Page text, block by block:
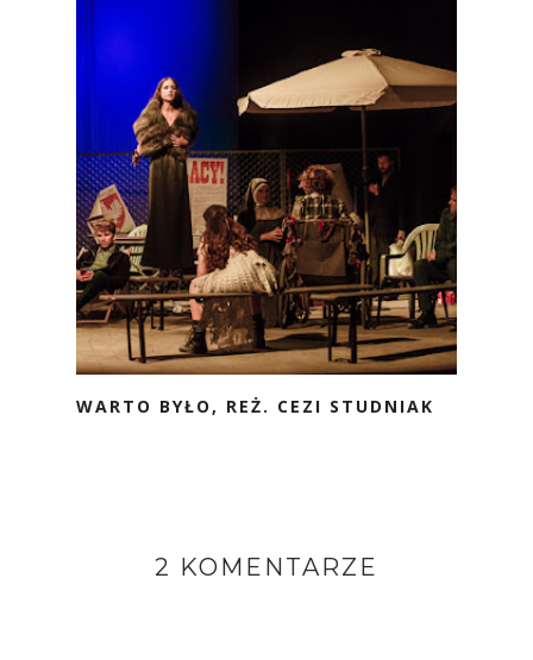
WARTO BYŁO, REŻ. CEZI STUDNIAK
2 KOMENTARZE